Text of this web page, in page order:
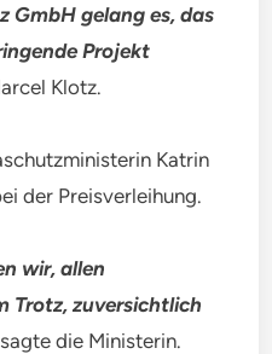
GmbH gelang es, das
Projekt
Klotz.
Katrin
der Preisverleihung.
wir, allen
Trotz, zuversichtlich
sagte die Ministerin.